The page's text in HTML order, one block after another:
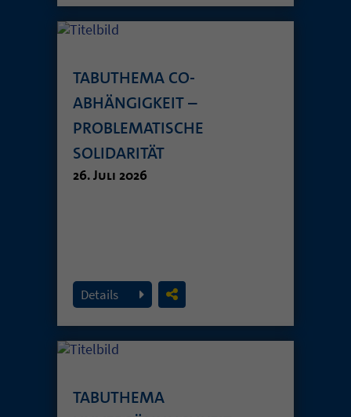
TABUTHEMA CO-
ABHÄNGIGKEIT –
PROBLEMATISCHE
SOLIDARITÄT
26. Juli 2026
Details
TABUTHEMA